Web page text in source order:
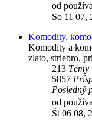
od
So 11 07,
Komodity,
Komodity a
zlato, striebro,
213 Témy
5857
Posledný
od
Št 06 08,